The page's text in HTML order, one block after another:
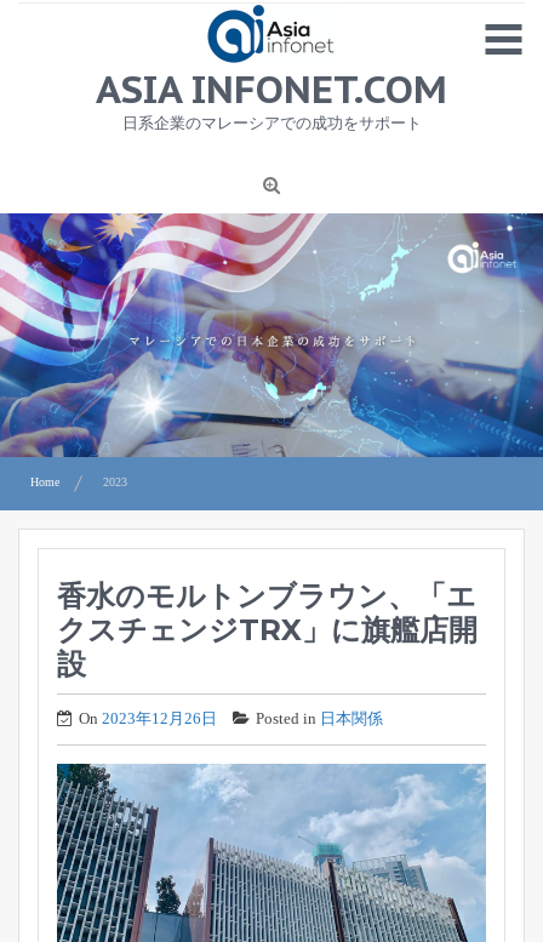
MENU
1
ニュース
労務サービス
プライバシーポリシー及び著作権について
お問合せ
ASIA INFONET.COM
日系企業のマレーシアでの成功をサポート
Home 2023
香水のモルトンブラウン、「エ
クスチェンジTRX」に旗艦店開
設
On 2023年12月26日 Posted in 日本関係